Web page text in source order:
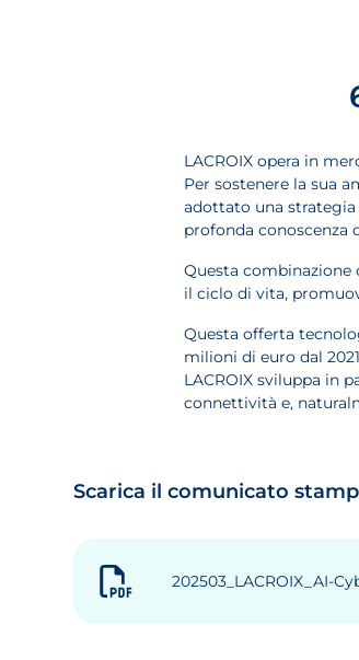
LACROIX opera in
Per sostenere la sua
adottato una strategia
profonda conoscenza
Questa
il ciclo di vita,
Questa offerta
milioni di euro dal
LACROIX sviluppa in
connettività e,
Scarica il comunicato
202503_LACROIX_AI-